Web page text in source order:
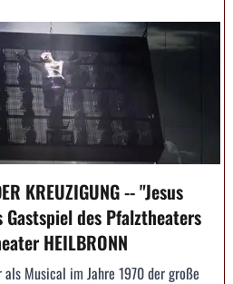
KREUZIGUNG -- "Jesus
des Pfalztheaters
HEILBRONN
als Musical im Jahre 1970 der große